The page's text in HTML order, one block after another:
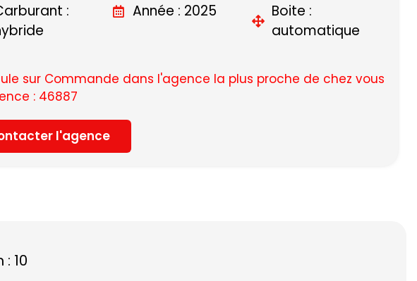
:
Année : 2025
Boite :
automatique
sur Commande dans l'agence la plus proche de chez vous
: 46887
l'agence
: 10